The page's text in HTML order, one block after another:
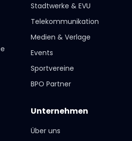
Stadtwerke & EVU
Telekommunikation
Medien & Verlage
Events
Sportvereine
BPO Partner
Unternehmen
Über uns